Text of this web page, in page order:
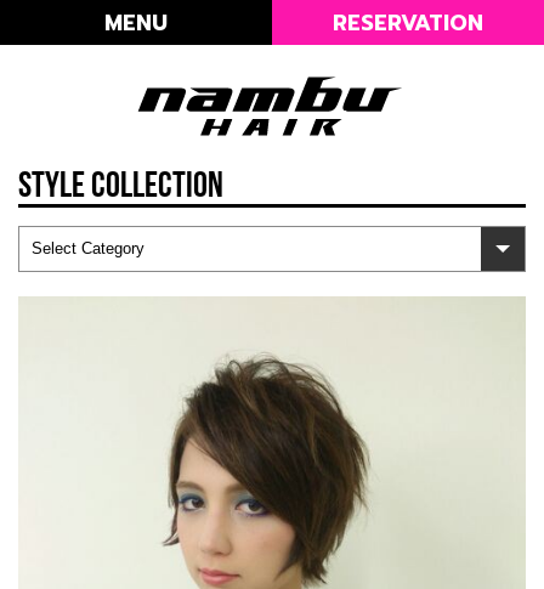
MENU RESERVATION
STYLE COLLECTION
Select Category